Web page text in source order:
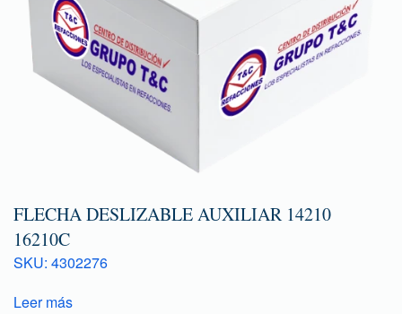
FLECHA DESLIZABLE AUXILIAR 14210
16210C
SKU: 4302276
Leer más